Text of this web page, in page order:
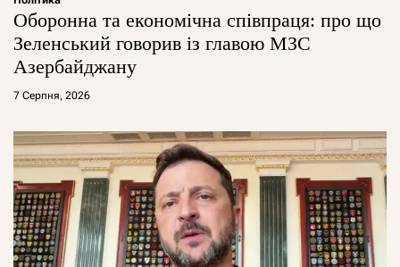
Оборонна та економічна співпраця: про що
Зеленський говорив із главою МЗС
Азербайджану
7 Серпня, 2026